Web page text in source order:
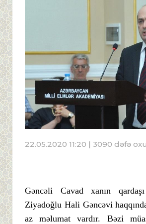
22.05.2020 11:20 | 3090 dəfə
Gəncəli Cavad xanın
Ziyadoğlu Hali Gəncəvi
az məlumat vardır. Bəzi